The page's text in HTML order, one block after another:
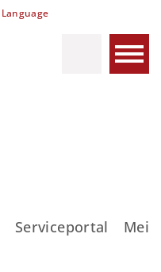
Language
Serviceportal